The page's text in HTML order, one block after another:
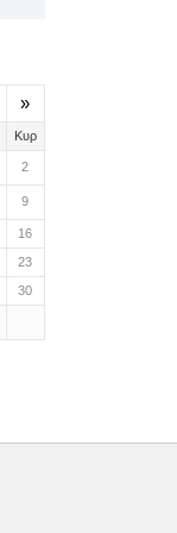
»
Κυρ
2
9
16
23
30